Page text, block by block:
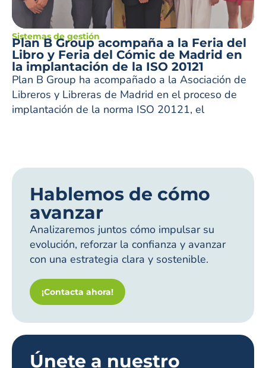
Sistemas de gestión
Plan B Group acompaña a la Feria del
Libro y Feria del Cómic de Madrid en
la implantación de la ISO 20121
Plan B Group ha acompañado a la Asociación de
Libreros y Libreras de Madrid en el proceso de
implantación de la norma ISO 20121, el
Hablemos de cómo
avanzar
Analizaremos juntos cómo impulsar su
evolución, reforzar la confianza y avanzar
con una estrategia clara y sostenible.
¡Contacta ahora!
Únete a nuestro